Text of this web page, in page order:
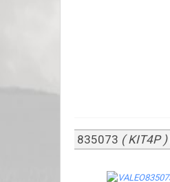
835073 ( KIT4P )